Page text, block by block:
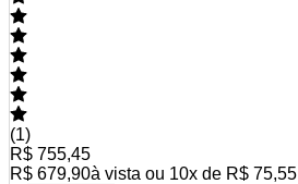
(1)
R$ 755,45
R$ 679,90à vista ou 10x de R$ 75,55